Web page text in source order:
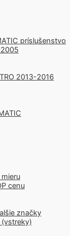
príslušenstvo
2013-2016
cenu
značky